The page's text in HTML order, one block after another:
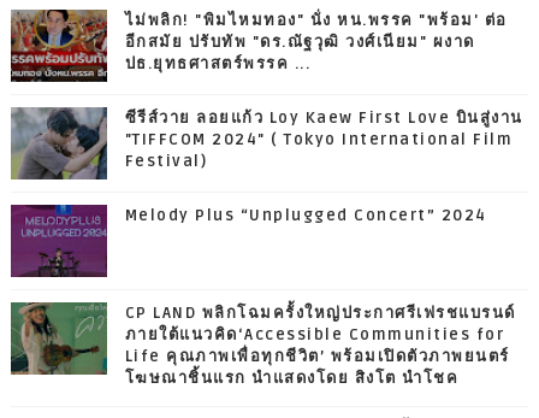
ไม่พลิก! "พิมไหมทอง" นั่ง หน.พรรค "พร้อม' ต่อ
อีกสมัย ปรับทัพ "ดร.ณัฐวุฒิ วงศ์เนียม" ผงาด
ปธ.ยุทธศาสตร์พรรค ...
ซีรีส์วาย ลอยแก้ว Loy Kaew First Love บินสู่งาน
"TIFFCOM 2024" ( Tokyo International Film
Festival)
Melody Plus “Unplugged Concert” 2024
CP LAND พลิกโฉมครั้งใหญ่ประกาศรีเฟรชแบรนด์
ภายใต้แนวคิด‘Accessible Communities for
Life คุณภาพเพื่อทุกชีวิต’ พร้อมเปิดตัวภาพยนตร์
โฆษณาชิ้นแรก นำแสดงโดย สิงโต นำโชค